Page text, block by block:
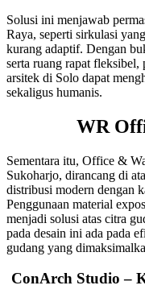
Solusi ini menjawab
Raya, seperti sirkulasi
kurang adaptif. Dengan
serta ruang rapat
arsitek di Solo dapat
sekaligus humanis.
WR
Sementara itu, Office &
Sukoharjo, dirancang di
distribusi modern dengan
Penggunaan material
menjadi solusi atas citra
pada desain ini ada pada
gudang yang
ConArch Studio –